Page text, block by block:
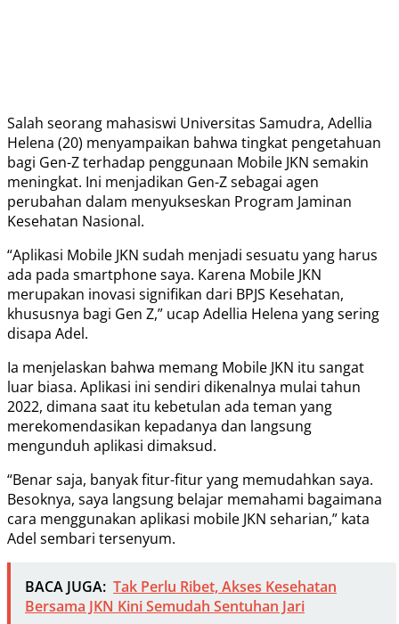
Salah seorang mahasiswi Universitas Samudra, Adellia
Helena (20) menyampaikan bahwa tingkat pengetahuan
bagi Gen-Z terhadap penggunaan Mobile JKN semakin
meningkat. Ini menjadikan Gen-Z sebagai agen
perubahan dalam menyukseskan Program Jaminan
Kesehatan Nasional.
“Aplikasi Mobile JKN sudah menjadi sesuatu yang harus
ada pada smartphone saya. Karena Mobile JKN
merupakan inovasi signifikan dari BPJS Kesehatan,
khususnya bagi Gen Z,” ucap Adellia Helena yang sering
disapa Adel.
Ia menjelaskan bahwa memang Mobile JKN itu sangat
luar biasa. Aplikasi ini sendiri dikenalnya mulai tahun
2022, dimana saat itu kebetulan ada teman yang
merekomendasikan kepadanya dan langsung
mengunduh aplikasi dimaksud.
“Benar saja, banyak fitur-fitur yang memudahkan saya.
Besoknya, saya langsung belajar memahami bagaimana
cara menggunakan aplikasi mobile JKN seharian,” kata
Adel sembari tersenyum.
BACA JUGA: Tak Perlu Ribet, Akses Kesehatan
Bersama JKN Kini Semudah Sentuhan Jari